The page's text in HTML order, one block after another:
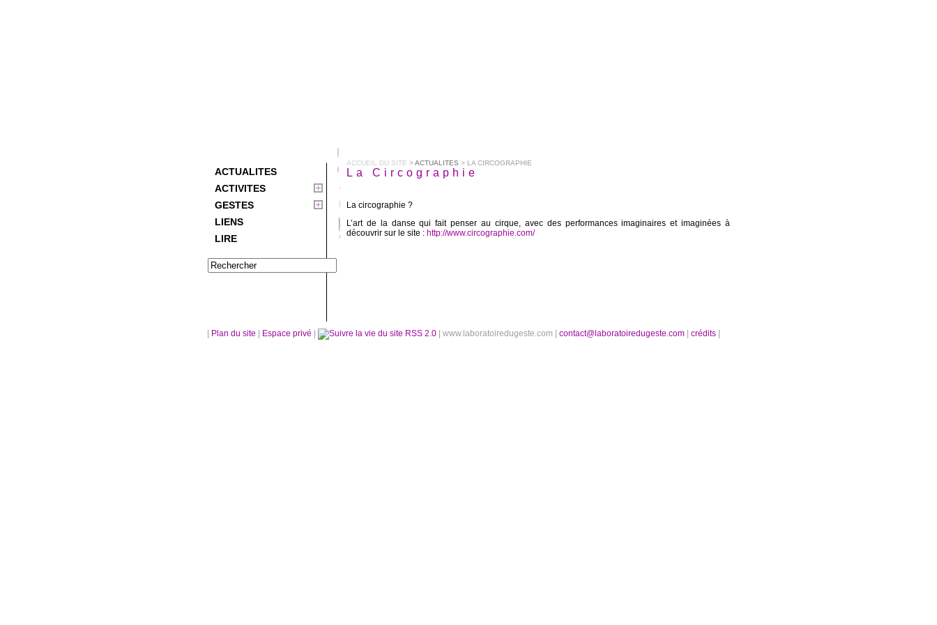
ACTUALITES
ACTIVITES
GESTES
LIENS
LIRE
ACCUEIL DU SITE >ACTUALITES > LA CIRCOGRAPHIE
La Circographie
La circographie ?
L’art de la danse qui fait penser au cirque, avec des performances imaginaires et imaginées à
découvrir sur le site : http://www.circographie.com/
Plan du site Espace privé RSS 2.0 | www.laboratoiredugeste.com | contact@laboratoiredugeste.com crédits